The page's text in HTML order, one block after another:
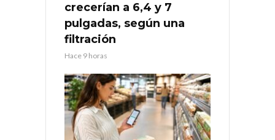
crecerían a 6,4 y 7
pulgadas, según una
filtración
Hace 9 horas